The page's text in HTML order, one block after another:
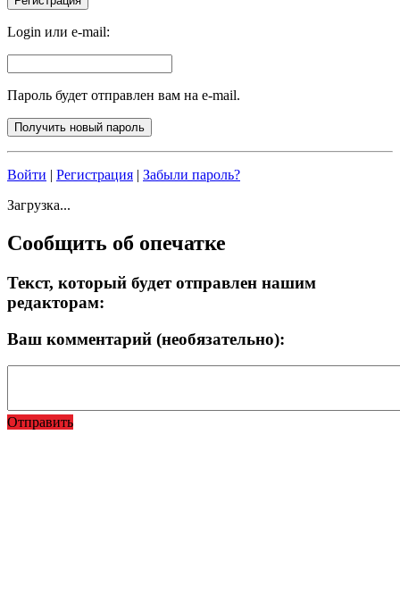
Login или e-mail:
Пароль будет отправлен вам на e-mail.
Войти | Регистрация | Забыли пароль?
Загрузка...
Сообщить об опечатке
Текст, который будет отправлен нашим
редакторам:
Ваш комментарий (необязательно):
Отправить